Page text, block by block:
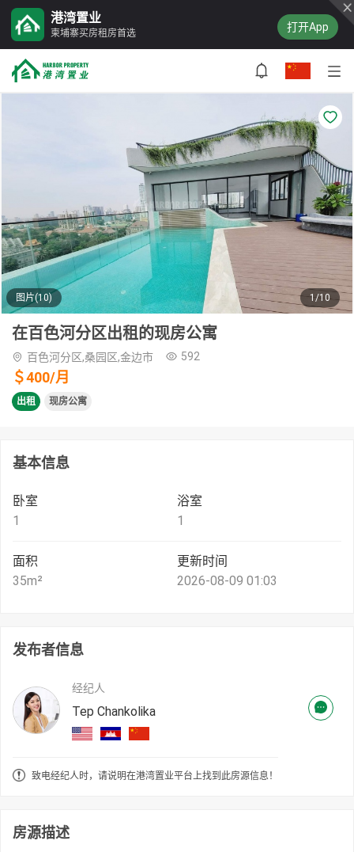
港湾置业
柬埔寨买房租房首选 打开App
图片(10) 1/10
在百色河分区出租的现房公寓
百色河分区,桑园区,金边市 592
＄400/月
出租 现房公寓
基本信息
卧室
1
浴室
1
面积
35m²
更新时间
2026-08-09 01:03
发布者信息
经纪人
Tep Chankolika
致电经纪人时，请说明在港湾置业平台上找到此房源信息！
房源描述